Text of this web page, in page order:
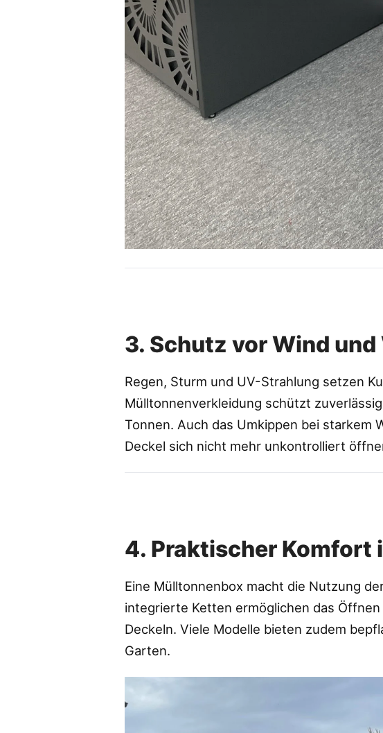
3. Schutz vor Wind
Regen, Sturm und UV-Strahlung setzen
Mülltonnenverkleidung schützt
Tonnen. Auch das Umkippen bei starkem
Deckel sich nicht mehr unkontrolliert
4. Praktischer Komfort
Eine Mülltonnenbox macht die Nutzung
integrierte Ketten ermöglichen das
Deckeln. Viele Modelle bieten zudem
Garten.